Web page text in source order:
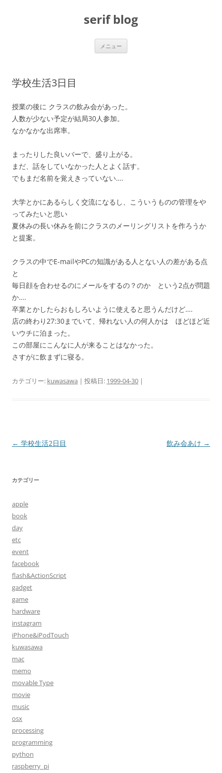
serif blog
メニュー
学校生活3日目
授業の後に クラスの飲み会があった。
人数が少ない予定が結局30人参加。
なかなかな出席率。
まったりした良いバーで、盛り上がる。
まだ、話をしていなかった人とよく話す。
でもまだ名前を覚えきっていない….
大学とかにあるらしく交流になるし、こういうものの管理をや
ってみたいと思い
夏休みの長い休みを前にクラスのメーリングリストを作ろうか
と提案。
クラスの中でE-mailやPCの知識がある人とない人の差がある点
と
毎日顔を合わせるのにメールをするの？のか という2点が問題
か….
卒業とかしたらおもしろいように使えると思うんだけど….
店の終わり27:30までいて、帰れない人の何人かは ほどほど近
いウチに泊まった。
この部屋にこんなに人が来ることはなかった。
さすがに飲まずに寝る。
カテゴリー: kuwasawa | 投稿日: 1999-04-30 |
投
ビ
ー
シ
ョ
ン
← 学校生活2日目 飲み会あけ →
カテゴリー
apple
book
day
etc
event
facebook
flash&ActionScript
gadget
game
hardware
instagram
iPhone&iPodTouch
kuwasawa
mac
memo
movable Type
movie
music
osx
processing
programming
python
raspberry_pi